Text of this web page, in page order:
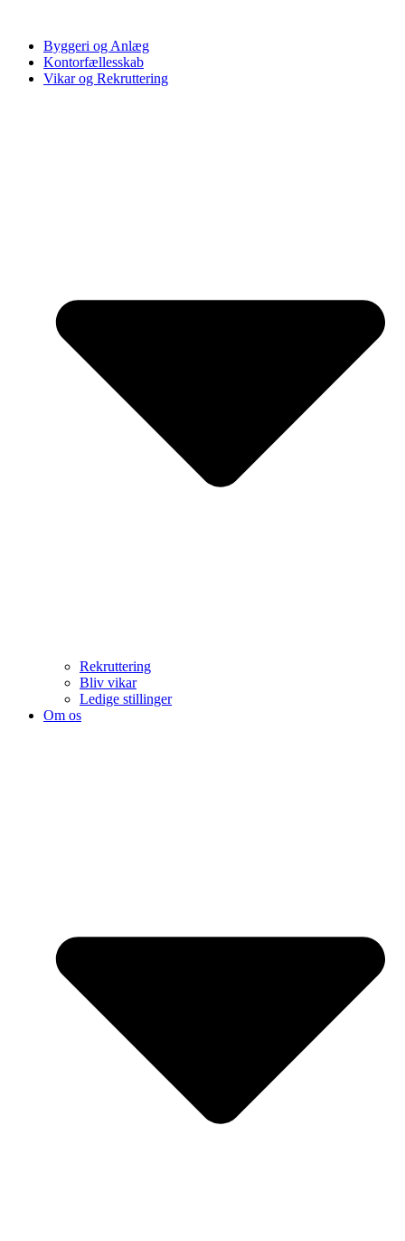
Byggeri og Anlæg
Kontorfællesskab
Vikar og Rekruttering
Rekruttering
Bliv vikar
Ledige stillinger
Om os